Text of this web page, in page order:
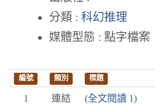
分類 : 科幻推理
媒體型態 : 點字檔案
編號 類別 標題
1 連結 (全文閱讀 1)